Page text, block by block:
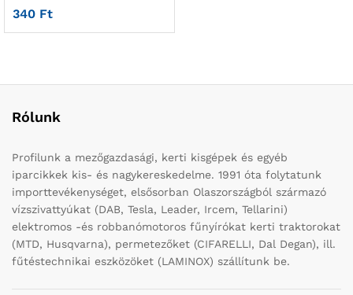
340 Ft
Rólunk
Profilunk a mezőgazdasági, kerti kisgépek és egyéb
iparcikkek kis- és nagykereskedelme. 1991 óta folytatunk
importtevékenységet, elsősorban Olaszországból származó
vízszivattyúkat (DAB, Tesla, Leader, Ircem, Tellarini)
elektromos -és robbanómotoros fűnyírókat kerti traktorokat
(MTD, Husqvarna), permetezőket (CIFARELLI, Dal Degan), ill.
fűtéstechnikai eszközöket (LAMINOX) szállítunk be.